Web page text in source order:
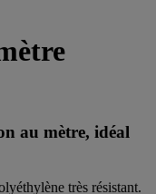
au mètre, idéal
très résistant.